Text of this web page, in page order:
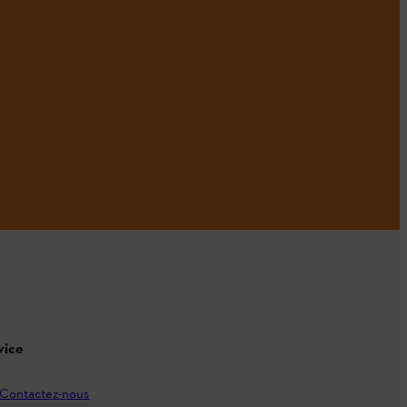
Contactez-nous